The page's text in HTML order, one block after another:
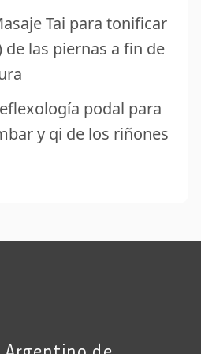
Tai para tonificar
de las piernas a fin de
podal para
y qi de los riñones